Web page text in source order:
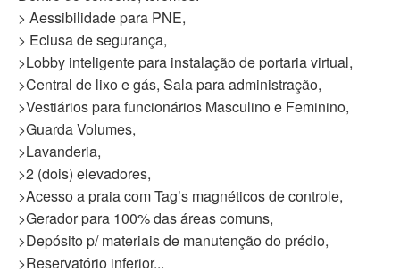
> Aessibilidade para PNE,
> Eclusa de segurança,
>Lobby inteligente para instalação de portaria virtual,
>Central de lixo e gás, Sala para administração,
>Vestiários para funcionários Masculino e Feminino,
>Guarda Volumes,
>Lavanderia,
>2 (dois) elevadores,
>Acesso a praia com Tag’s magnéticos de controle,
>Gerador para 100% das áreas comuns,
>Depósito p/ materiais de manutenção do prédio,
>Reservatório inferior...